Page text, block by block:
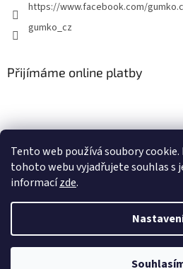
Tento web používá soubory
tohoto webu vyjadřujete souhlas s
informacízde.
https://www.facebook.com/
gumko_cz
Přijímáme online platby
Vytvořil
Autokoberce-